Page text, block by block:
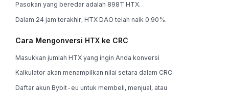
Pasokan yang beredar adalah 898T HTX.
Dalam 24 jam terakhir, HTX DAO telah naik 0.90%.
Cara Mengonversi HTX ke CRC
Masukkan jumlah HTX yang ingin Anda konversi
Kalkulator akan menampilkan nilai setara dalam CRC
Daftar akun Bybit-eu untuk membeli, menjual, atau